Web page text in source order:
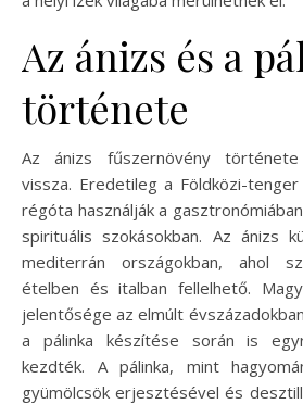
Az ánizs és a
története
Az ánizs fűszernövény
vissza. Eredetileg a Földközi-
régóta használják a
spirituális szokásokban. Az ánizs
mediterrán országokban, ahol
ételben és italban fellelhető.
jelentősége az elmúlt
a pálinka készítése során is
kezdték. A pálinka, mint
gyümölcsök erjesztésével és